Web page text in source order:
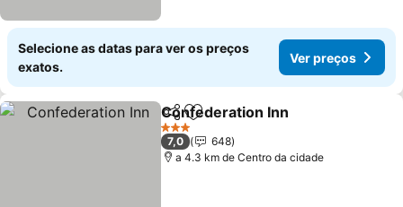
Selecione as datas para ver os preços
exatos.
Ver preços
PartilharAdicionar aos favoritos
Confederation Inn
3 Estrelas
7,0
648
a 4.3 km de Centro da cidade